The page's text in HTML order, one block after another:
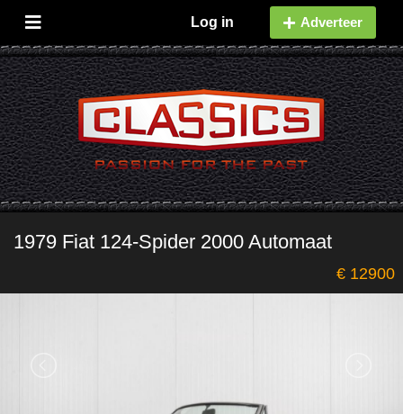
Log in Adverteer
1979 Fiat 124-Spider 2000 Automaat
€ 12900